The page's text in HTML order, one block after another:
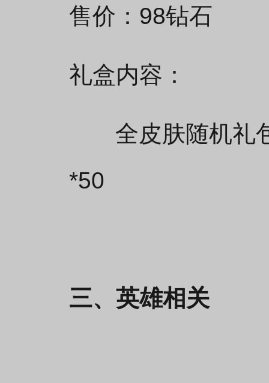
售价：98钻石
礼盒内容：
全皮肤随机礼包
*50
三、英雄相关